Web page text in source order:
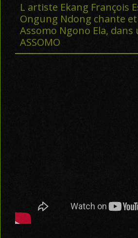
L artiste Ekang François
Ongung Ndong chante
Assomo Ngono Ela, dans
ASSOMO